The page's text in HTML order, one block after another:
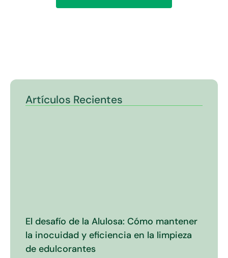
Artículos Recientes
El desafío de la Alulosa: Cómo mantener
la inocuidad y eficiencia en la limpieza
de edulcorantes